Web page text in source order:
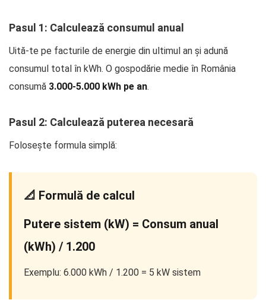
Pasul 1: Calculează consumul anual
Uită-te pe facturile de energie din ultimul an și adună
consumul total în kWh. O gospodărie medie în România
consumă 3.000-5.000 kWh pe an.
Pasul 2: Calculează puterea necesară
Folosește formula simplă:
📐 Formulă de calcul
Putere sistem (kW) = Consum anual
(kWh) / 1.200
Exemplu: 6.000 kWh / 1.200 = 5 kW sistem